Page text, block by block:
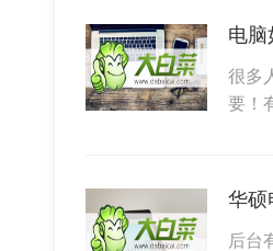
电脑
很多
要！
华硕
后台